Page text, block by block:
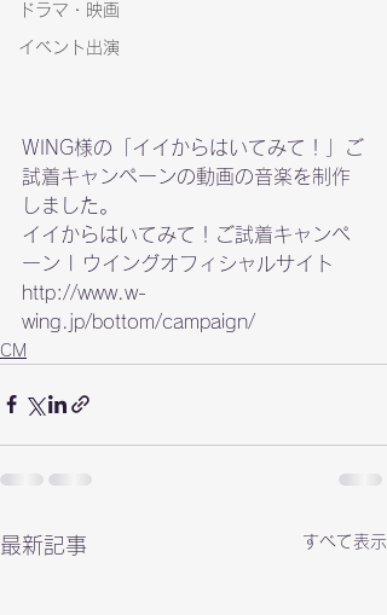
ドラマ・映画
イベント出演
WING様の「イイからはいてみて！」ご
試着キャンペーンの動画の音楽を制作
しました。
イイからはいてみて！ご試着キャンペ
http://www.w-
wing.jp/bottom/campaign/
CM
最新記事 すべて表示